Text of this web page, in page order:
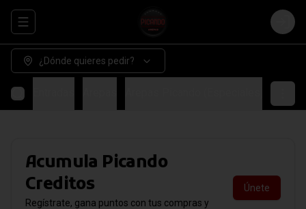
Abrir menu de navegación Login
¿Dónde quieres pedir?
Acumula Picando
Creditos
Regístrate, gana puntos con tus compras y
Únete